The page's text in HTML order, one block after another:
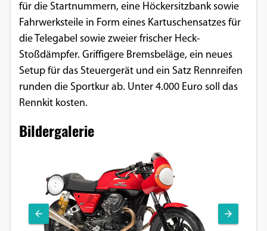
für die Startnummern, eine Höckersitzbank sowie
Fahrwerksteile in Form eines Kartuschensatzes für
die Telegabel sowie zweier frischer Heck-
Stoßdämpfer. Griffigere Bremsbeläge, ein neues
Setup für das Steuergerät und ein Satz Rennreifen
runden die Sportkur ab. Unter 4.000 Euro soll das
Rennkit kosten.
Bildergalerie
Anbieter:
Google